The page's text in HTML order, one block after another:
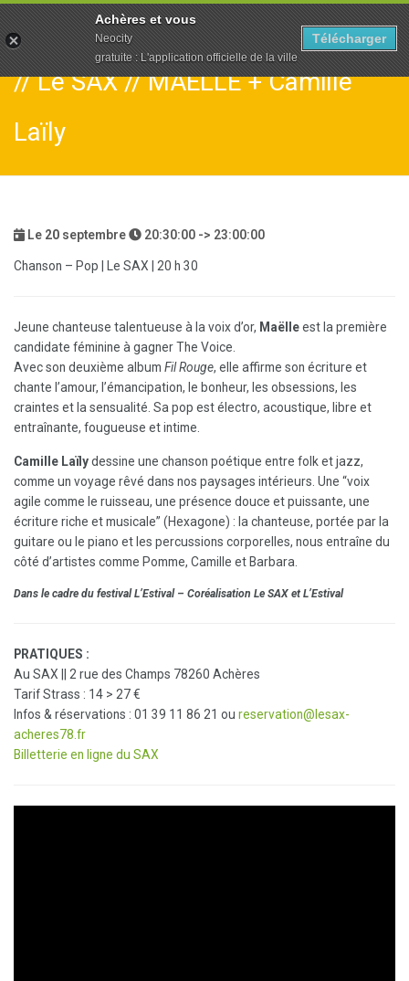
// Le SAX // MAËLLE + Camille
Laïly
Le 20 septembre 20:30:00 -> 23:00:00
Chanson – Pop | Le SAX | 20 h 30
Jeune chanteuse talentueuse à la voix d’or, Maëlleest la première
candidate féminine à gagner The Voice.
Avec son deuxième album Fil Rouge, elle affirme son écriture et
chante l’amour, l’émancipation, le bonheur, les obsessions, les
craintes et la sensualité. Sa pop est électro, acoustique, libre et
entraînante, fougueuse et intime.
Camille Laïlydessine une chanson poétique entre folk et jazz,
comme un voyage rêvé dans nos paysages intérieurs. Une “voix
agile comme le ruisseau, une présence douce et puissante, une
écriture riche et musicale” (Hexagone) : la chanteuse, portée par la
guitare ou le piano et les percussions corporelles, nous entraîne du
côté d’artistes comme Pomme, Camille et Barbara.
Dans le cadre du festival L’Estival – Coréalisation Le SAX et L’Estival
PRATIQUES :
Au SAX || 2 rue des Champs 78260 Achères
Tarif Strass : 14 > 27 €
Infos & réservations : 01 39 11 86 21 ou reservation@lesax-
acheres78.fr
Billetterie en ligne du SAX
Achères et vous
Neocity
gratuite : L'application officielle de la ville
Télécharger